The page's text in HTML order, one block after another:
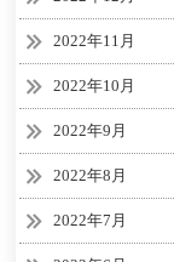
2022年11月
2022年10月
2022年9月
2022年8月
2022年7月